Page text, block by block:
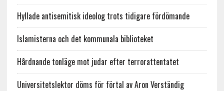
Hyllade antisemitisk ideolog trots tidigare fördömande
Islamisterna och det kommunala biblioteket
Hårdnande tonläge mot judar efter terrorattentatet
Universitetslektor döms för förtal av Aron Verständig